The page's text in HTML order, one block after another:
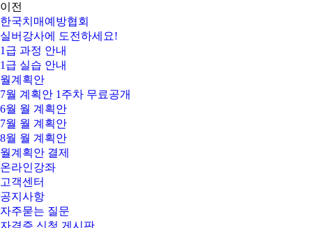
이전
한국치매예방협회
실버강사에 도전하세요!
1급 과정 안내
1급 실습 안내
월계획안
7월 계획안 1주차 무료공개
6월 월 계획안
7월 월 계획안
8월 월 계획안
월계획안 결제
온라인강좌
고객센터
공지사항
자주묻는 질문
자격증 신청 게시판